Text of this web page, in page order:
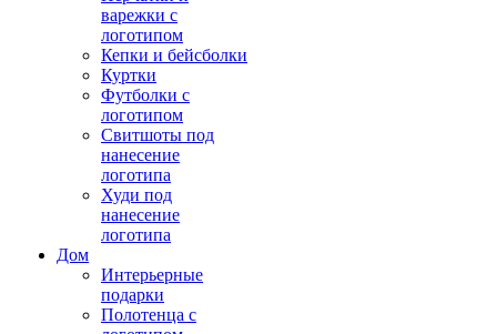
варежки с
логотипом
Кепки и бейсболки
Куртки
Футболки с
логотипом
Свитшоты под
нанесение
логотипа
Худи под
нанесение
логотипа
Дом
Интерьерные
подарки
Полотенца с